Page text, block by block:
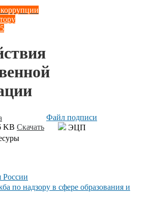
KB Скачать
Файл подписи
ЭЦП
по надзору в сфере образования и